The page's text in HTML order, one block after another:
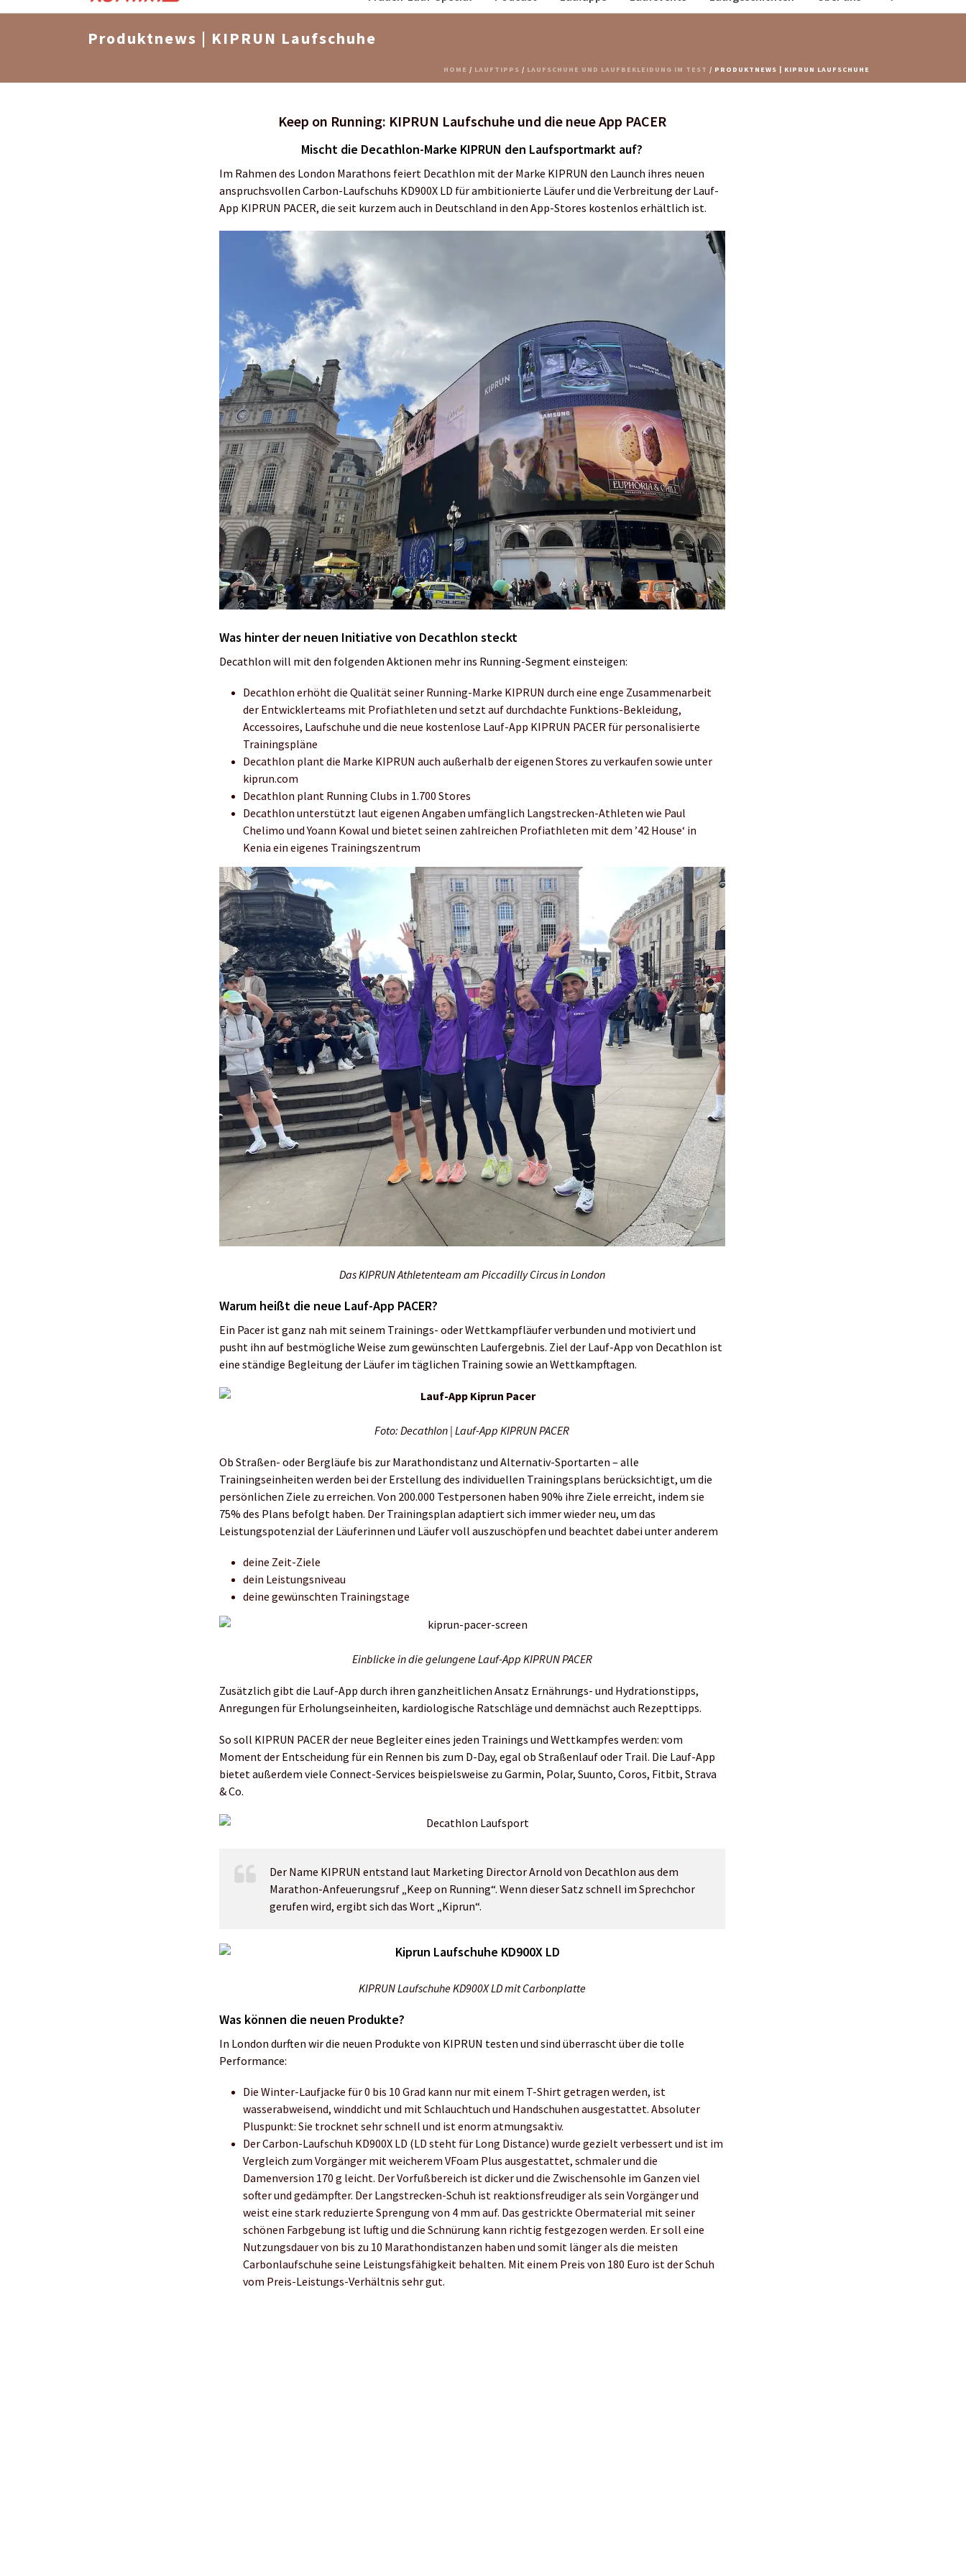
Produktnews | KIPRUN Laufschuhe
HOME / LAUFTIPPS / LAUFSCHUHE UND LAUFBEKLEIDUNG IM TEST / PRODUKTNEWS | KIPRUN LAUFSCHUHE
Keep on Running: KIPRUN Laufschuhe und die neue App PACER
Mischt die Decathlon-Marke KIPRUN den Laufsportmarkt auf?
Im Rahmen des London Marathons feiert Decathlon mit der Marke KIPRUN den Launch ihres neuen
anspruchsvollen Carbon-Laufschuhs KD900X LD für ambitionierte Läufer und die Verbreitung der Lauf-
App KIPRUN PACER, die seit kurzem auch in Deutschland in den App-Stores kostenlos erhältlich ist.
Was hinter der neuen Initiative von Decathlon steckt
Decathlon will mit den folgenden Aktionen mehr ins Running-Segment einsteigen:
Decathlon erhöht die Qualität seiner Running-Marke KIPRUN durch eine enge Zusammenarbeit
der Entwicklerteams mit Profiathleten und setzt auf durchdachte Funktions-Bekleidung,
Accessoires, Laufschuhe und die neue kostenlose Lauf-App KIPRUN PACER für personalisierte
Trainingspläne
Decathlon plant die Marke KIPRUN auch außerhalb der eigenen Stores zu verkaufen sowie unter
kiprun.com
Decathlon plant Running Clubs in 1.700 Stores
Decathlon unterstützt laut eigenen Angaben umfänglich Langstrecken-Athleten wie Paul
Chelimo und Yoann Kowal und bietet seinen zahlreichen Profiathleten mit dem ’42 House‘ in
Kenia ein eigenes Trainingszentrum
Das KIPRUN Athletenteam am Piccadilly Circus in London
Warum heißt die neue Lauf-App PACER?
Ein Pacer ist ganz nah mit seinem Trainings- oder Wettkampfläufer verbunden und motiviert und
pusht ihn auf bestmögliche Weise zum gewünschten Laufergebnis. Ziel der Lauf-App von Decathlon ist
eine ständige Begleitung der Läufer im täglichen Training sowie an Wettkampftagen.
Foto: Decathlon | Lauf-App KIPRUN PACER
Ob Straßen- oder Bergläufe bis zur Marathondistanz und Alternativ-Sportarten – alle
Trainingseinheiten werden bei der Erstellung des individuellen Trainingsplans berücksichtigt, um die
persönlichen Ziele zu erreichen. Von 200.000 Testpersonen haben 90% ihre Ziele erreicht, indem sie
75% des Plans befolgt haben. Der Trainingsplan adaptiert sich immer wieder neu, um das
Leistungspotenzial der Läuferinnen und Läufer voll auszuschöpfen und beachtet dabei unter anderem
deine Zeit-Ziele
dein Leistungsniveau
deine gewünschten Trainingstage
Einblicke in die gelungene Lauf-App KIPRUN PACER
Zusätzlich gibt die Lauf-App durch ihren ganzheitlichen Ansatz Ernährungs- und Hydrationstipps,
Anregungen für Erholungseinheiten, kardiologische Ratschläge und demnächst auch Rezepttipps.
So soll KIPRUN PACER der neue Begleiter eines jeden Trainings und Wettkampfes werden: vom
Moment der Entscheidung für ein Rennen bis zum D-Day, egal ob Straßenlauf oder Trail. Die Lauf-App
bietet außerdem viele Connect-Services beispielsweise zu Garmin, Polar, Suunto, Coros, Fitbit, Strava
& Co.
Der Name KIPRUN entstand laut Marketing Director Arnold von Decathlon aus dem
Marathon-Anfeuerungsruf „Keep on Running“. Wenn dieser Satz schnell im Sprechchor
gerufen wird, ergibt sich das Wort „Kiprun“.
KIPRUN Laufschuhe KD900X LD mit Carbonplatte
Was können die neuen Produkte?
In London durften wir die neuen Produkte von KIPRUN testen und sind überrascht über die tolle
Performance:
Die Winter-Laufjacke für 0 bis 10 Grad kann nur mit einem T-Shirt getragen werden, ist
wasserabweisend, winddicht und mit Schlauchtuch und Handschuhen ausgestattet. Absoluter
Pluspunkt: Sie trocknet sehr schnell und ist enorm atmungsaktiv.
Der Carbon-Laufschuh KD900X LD (LD steht für Long Distance) wurde gezielt verbessert und ist im
Vergleich zum Vorgänger mit weicherem VFoam Plus ausgestattet, schmaler und die
Damenversion 170 g leicht. Der Vorfußbereich ist dicker und die Zwischensohle im Ganzen viel
softer und gedämpfter. Der Langstrecken-Schuh ist reaktionsfreudiger als sein Vorgänger und
weist eine stark reduzierte Sprengung von 4 mm auf. Das gestrickte Obermaterial mit seiner
schönen Farbgebung ist luftig und die Schnürung kann richtig festgezogen werden. Er soll eine
Nutzungsdauer von bis zu 10 Marathondistanzen haben und somit länger als die meisten
Carbonlaufschuhe seine Leistungsfähigkeit behalten. Mit einem Preis von 180 Euro ist der Schuh
vom Preis-Leistungs-Verhältnis sehr gut.